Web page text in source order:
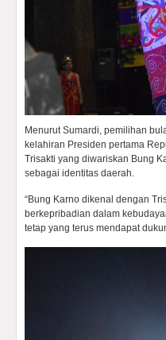
Menurut Sumardi, pemilihan
kelahiran Presiden pertama
Trisakti yang diwariskan Bung
sebagai identitas daerah.
“Bung Karno dikenal dengan
berkepribadian dalam
tetap yang terus mendapat